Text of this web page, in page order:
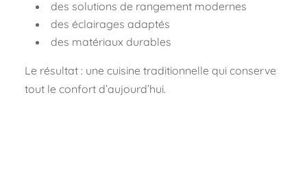
des solutions de rangement modernes
des éclairages adaptés
des matériaux durables
Le résultat : une cuisine traditionnelle qui conserve
tout le confort d’aujourd’hui.